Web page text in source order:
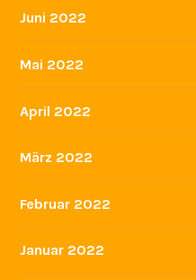
Juni 2022
Mai 2022
April 2022
März 2022
Februar 2022
Januar 2022